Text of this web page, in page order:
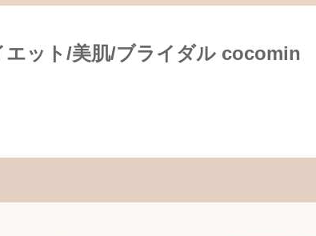
エット/美肌/ブライダル cocomin